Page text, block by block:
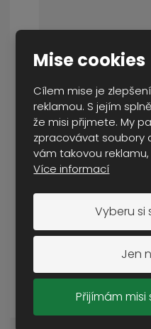
Mise cookies
Cílem mise je
reklamou. S jejím
že misi přijmete. My
zpracovávat soubory
vám takovou
Více informací
Vyberu si
Jen
Přijímám
balíček
NENÍ